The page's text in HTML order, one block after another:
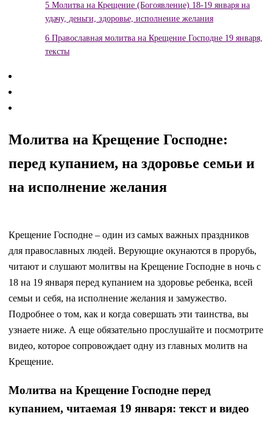
5 Молитва на Крещение (Богоявление) 18-19 января на
удачу, деньги, здоровье, исполнение желания
6 Православная молитва на Крещение Господне 19 января,
тексты
Молитва на Крещение Господне:
перед купанием, на здоровье семьи и
на исполнение желания
Крещение Господне – один из самых важных праздников
для православных людей. Верующие окунаются в прорубь,
читают и слушают молитвы на Крещение Господне в ночь с
18 на 19 января перед купанием на здоровье ребенка, всей
семьи и себя, на исполнение желания и замужество.
Подробнее о том, как и когда совершать эти таинства, вы
узнаете ниже. А еще обязательно прослушайте и посмотрите
видео, которое сопровождает одну из главных молитв на
Крещение.
Молитва на Крещение Господне перед
купанием, читаемая 19 января: текст и видео